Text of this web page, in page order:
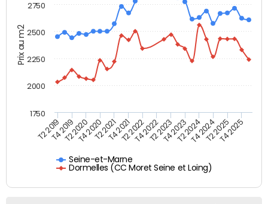
Prix au m2
Seine-et-Marne
Dormelles (CC Moret Seine et Loing)
T2 2019T4 2019T2 2020T4 2020T2 2021T4 2021T2 2022T4 2022T2 2023T4 2023T2 2024T4 2024T2 2025T4 2025
1750
2000
2250
2500
2750